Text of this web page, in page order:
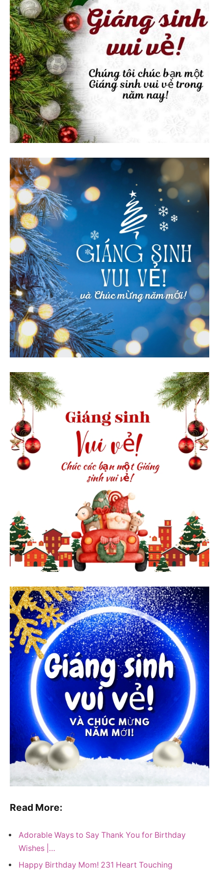
Read More:
Adorable Ways to Say Thank You for Birthday
Wishes |…
Happy Birthday Mom! 231 Heart Touching